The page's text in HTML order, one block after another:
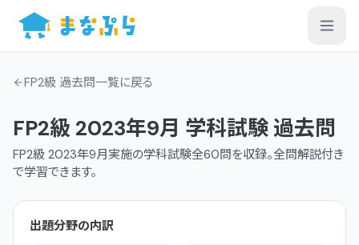
FP2級 過去問一覧に戻る
FP2級 2023年9月 学科試験 過去問
FP2級 2023年9月実施の学科試験全60問を収録。全問解説付き
で学習できます。
出題分野の内訳